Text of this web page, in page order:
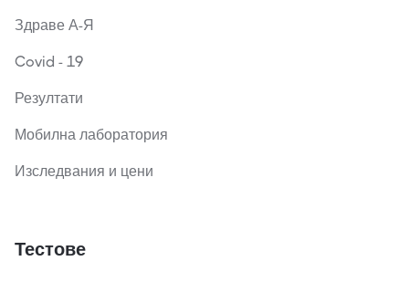
Здраве А-Я
Covid - 19
Резултати
Мобилна лаборатория
Изследвания и цени
Тестове